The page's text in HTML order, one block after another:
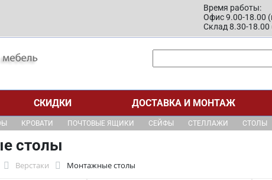
Время работы:
Офис 9.00-18.00
Склад 8.30-18.00
СКИДКИ ДОСТАВКА И МОНТАЖ
КРОВАТИ ПОЧТОВЫЕ ЯЩИКИ СЕЙФЫ СТЕЛЛАЖИ СТОЛЫ
столы
Верстаки Монтажные столы